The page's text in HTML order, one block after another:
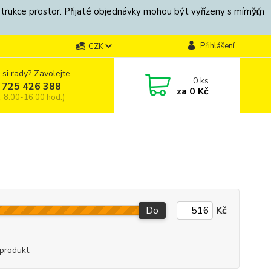
prostor. Přijaté objednávky mohou být vyřízeny s mírným
CZK Přihlášení
rady? Zavolejte.
426 388
8:00-16:00 hod.)
0ks
za 0 Kč
Do Kč